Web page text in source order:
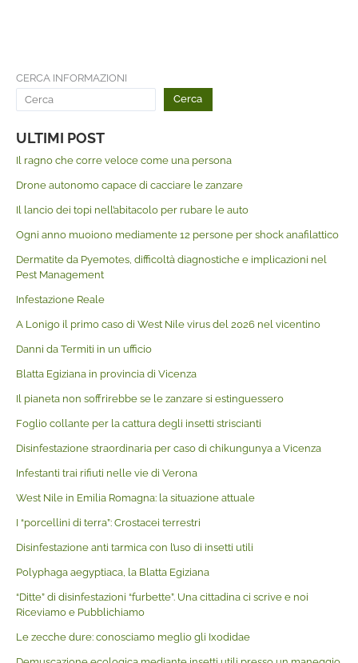
CERCA INFORMAZIONI
Cerca
ULTIMI POST
Il ragno che corre veloce come una persona
Drone autonomo capace di cacciare le zanzare
Il lancio dei topi nell’abitacolo per rubare le auto
Ogni anno muoiono mediamente 12 persone per shock anafilattico
Dermatite da Pyemotes, difficoltà diagnostiche e implicazioni nel
Pest Management
Infestazione Reale
A Lonigo il primo caso di West Nile virus del 2026 nel vicentino
Danni da Termiti in un ufficio
Blatta Egiziana in provincia di Vicenza
Il pianeta non soffrirebbe se le zanzare si estinguessero
Foglio collante per la cattura degli insetti striscianti
Disinfestazione straordinaria per caso di chikungunya a Vicenza
Infestanti trai rifiuti nelle vie di Verona
West Nile in Emilia Romagna: la situazione attuale
I “porcellini di terra”: Crostacei terrestri
Disinfestazione anti tarmica con l’uso di insetti utili
Polyphaga aegyptiaca, la Blatta Egiziana
“Ditte” di disinfestazioni “furbette”. Una cittadina ci scrive e noi
Riceviamo e Pubblichiamo
Le zecche dure: conosciamo meglio gli Ixodidae